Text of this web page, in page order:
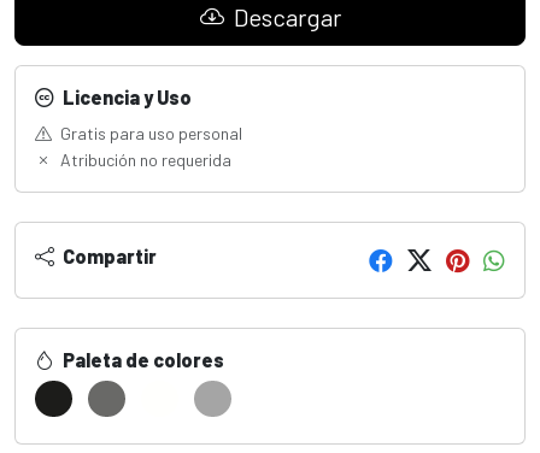
Descargar
Licencia y Uso
Gratis para uso personal
Atribución no requerida
Compartir
Paleta de colores